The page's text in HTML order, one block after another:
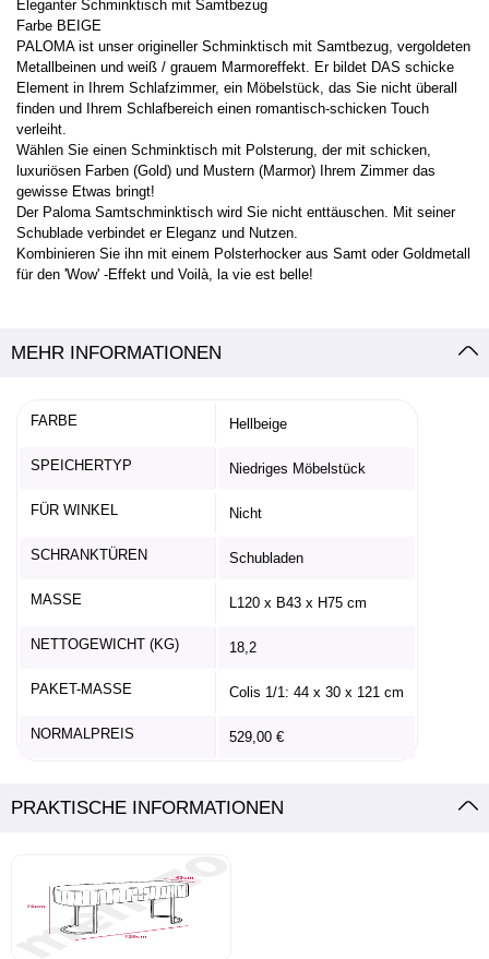
Eleganter Schminktisch mit Samtbezug
Farbe BEIGE
PALOMA ist unser origineller Schminktisch mit Samtbezug, vergoldeten
Metallbeinen und weiß / grauem Marmoreffekt. Er bildet DAS schicke
Element in Ihrem Schlafzimmer, ein Möbelstück, das Sie nicht überall
finden und Ihrem Schlafbereich einen romantisch-schicken Touch
verleiht.
Wählen Sie einen Schminktisch mit Polsterung, der mit schicken,
luxuriösen Farben (Gold) und Mustern (Marmor) Ihrem Zimmer das
gewisse Etwas bringt!
Der Paloma Samtschminktisch wird Sie nicht enttäuschen. Mit seiner
Schublade verbindet er Eleganz und Nutzen.
Kombinieren Sie ihn mit einem Polsterhocker aus Samt oder Goldmetall
für den 'Wow' -Effekt und Voilà, la vie est belle!
MEHR INFORMATIONEN
FARBE Hellbeige
SPEICHERTYP Niedriges Möbelstück
FÜR WINKEL Nicht
SCHRANKTÜREN Schubladen
MASSE L120 x B43 x H75 cm
NETTOGEWICHT (KG) 18,2
PAKET-MASSE Colis 1/1: 44 x 30 x 121 cm
NORMALPREIS 529,00 €
PRAKTISCHE INFORMATIONEN